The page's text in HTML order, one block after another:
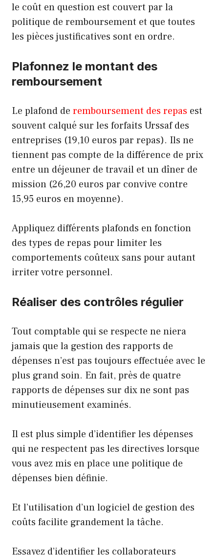
le coût en question est couvert par la
politique de remboursement et que toutes
les pièces justificatives sont en ordre.
Plafonnez le montant des
remboursement
Le plafond de remboursement des repas est
souvent calqué sur les forfaits Urssaf des
entreprises (19,10 euros par repas). Ils ne
tiennent pas compte de la différence de prix
entre un déjeuner de travail et un dîner de
mission (26,20 euros par convive contre
15,95 euros en moyenne).
Appliquez différents plafonds en fonction
des types de repas pour limiter les
comportements coûteux sans pour autant
irriter votre personnel.
Réaliser des contrôles régulier
Tout comptable qui se respecte ne niera
jamais que la gestion des rapports de
dépenses n’est pas toujours effectuée avec le
plus grand soin. En fait, près de quatre
rapports de dépenses sur dix ne sont pas
minutieusement examinés.
Il est plus simple d’identifier les dépenses
qui ne respectent pas les directives lorsque
vous avez mis en place une politique de
dépenses bien définie.
Et l’utilisation d’un logiciel de gestion des
coûts facilite grandement la tâche.
Essayez d’identifier les collaborateurs